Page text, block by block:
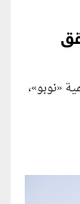
«نوبو»،